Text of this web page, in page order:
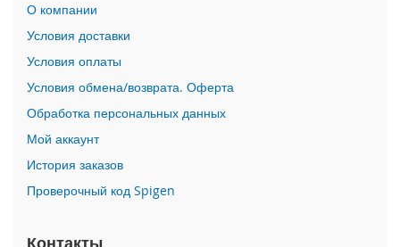
P
h
o
n
e
1
7
P
r
o
i
О компании
Условия доставки
Условия оплаты
Условия обмена/возврата. Оферта
Обработка персональных данных
Мой аккаунт
История заказов
Проверочный код Spigen
Контакты